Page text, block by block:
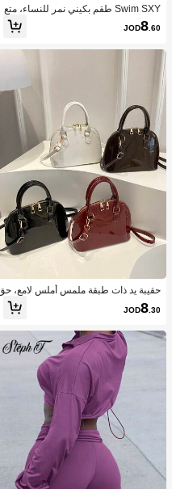
Swim SXY طقم بكيني نمر للنساء، متع
دد القطع، للعطلات، كاجوال، حمام السبا
حة، الشاطئ، تشمس، بدلة سباحة جذابة
JOD8.60
حقيبة يد ذات طبقة ملمس أملس لامع، حق
يبة كروس بسيطة للنساء للتنقل اليومي
JOD8.30